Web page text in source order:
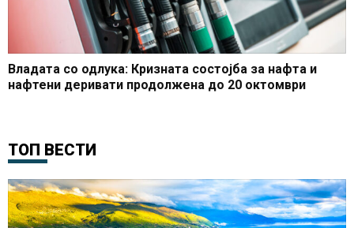
Владата со одлука: Кризната состојба за нафта и
нафтени деривати продолжена до 20 октомври
ТОП ВЕСТИ